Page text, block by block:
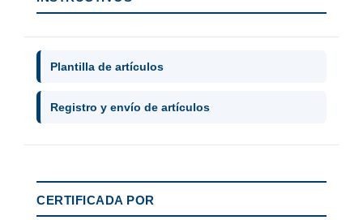
Plantilla de artículos
Registro y envío de artículos
CERTIFICADA POR